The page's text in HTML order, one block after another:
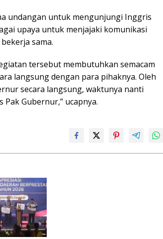
undangan untuk mengunjungi Inggris
upaya untuk menjajaki komunikasi
sama.
tersebut membutuhkan semacam
langsung dengan para pihaknya. Oleh
secara langsung, waktunya nanti
Gubernur,” ucapnya.